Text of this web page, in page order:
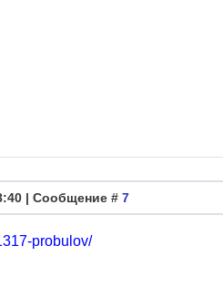
| Сообщение # 7
probulov/